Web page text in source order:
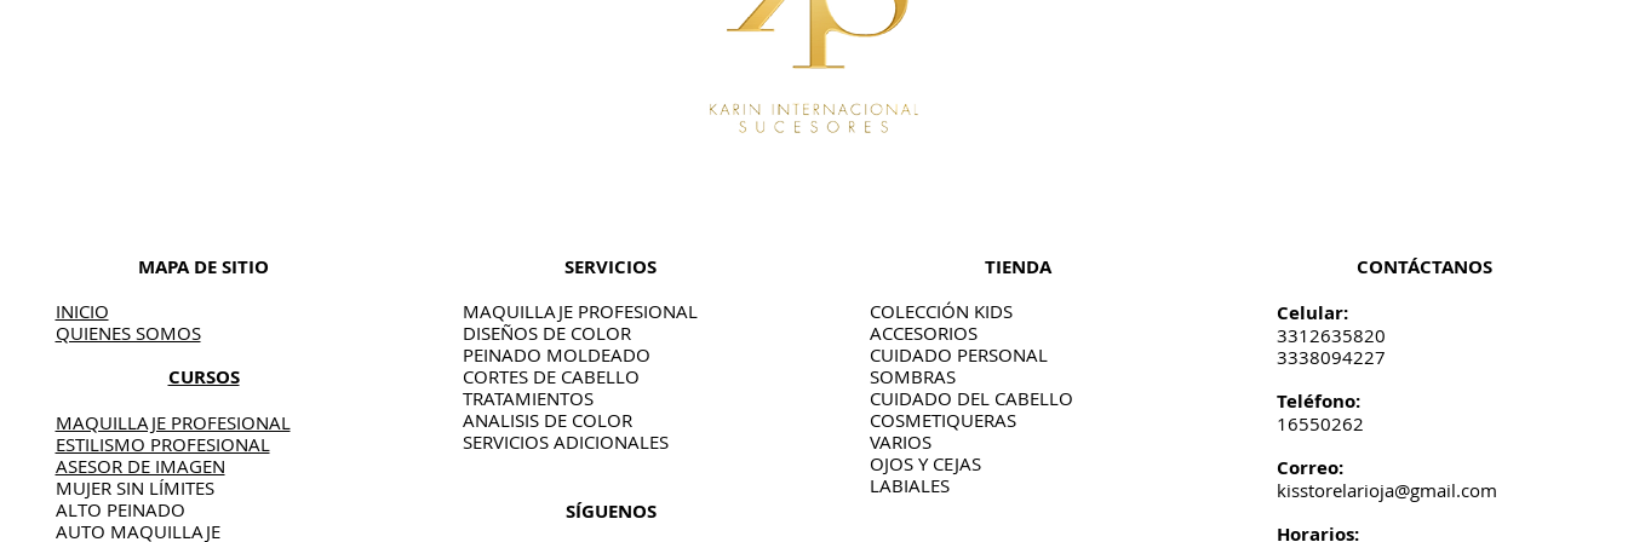
MAPA DE SITIO
INICIO
QUIENES SOMOS
CURSOS
MAQUILLAJE PROFESIONAL
ESTILISMO PROFESIONAL
ASESOR DE IMAGEN
MUJER SIN LÍMITES
ALTO PEINADO
AUTO MAQUILLAJE
SERVICIOS
MAQUILLAJE PROFESIONAL
DISEÑOS DE COLOR
PEINADO MOLDEADO
CORTES DE CABELLO
TRATAMIENTOS
ANALISIS DE COLOR
SERVICIOS ADICIONALES
SÍGUENOS
TIENDA
COLECCIÓN KIDS
ACCESORIOS
CUIDADO PERSONAL
SOMBRAS
CUIDADO DEL CABELLO
COSMETIQUERAS
VARIOS
OJOS Y CEJAS
LABIALES
CONTÁCTANOS
Celular:
3312635820
3338094227
​​​​​​​​​​​​​​​​​​​​Teléfono:
16550262
Correo:
kisstorelarioja@gmail.com
Horarios: